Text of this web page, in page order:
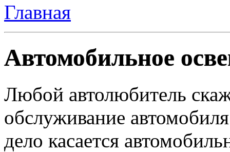
Главная
Автомобильное
Любой автолюбитель
обслуживание
дело касается